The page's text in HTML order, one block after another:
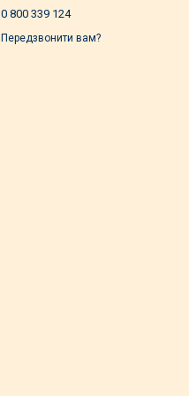
0 800 339 124
Передзвонити вам?